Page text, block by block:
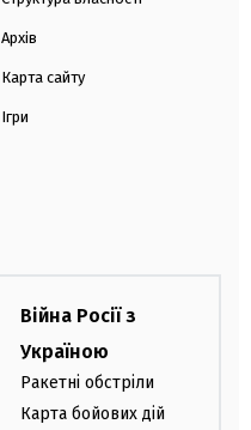
Архів
Карта сайту
Ігри
Війна Росії з
Україною
Ракетні обстріли
Карта бойових дій